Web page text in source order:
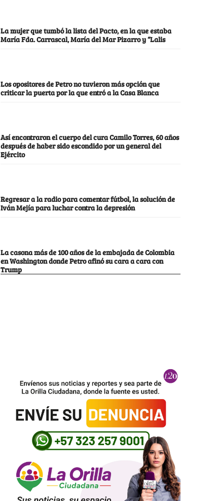
La mujer que tumbó la lista del Pacto, en la que estaba
María Fda. Carrascal, María del Mar Pizarro y “Lalis
Los opositores de Petro no tuvieron más opción que
criticar la puerta por la que entró a la Casa Blanca
Así encontraron el cuerpo del cura Camilo Torres, 60 años
después de haber sido escondido por un general del
Ejército
Regresar a la radio para comentar fútbol, la solución de
Iván Mejía para luchar contra la depresión
La casona más de 100 años de la embajada de Colombia
en Washington donde Petro afinó su cara a cara con
Trump